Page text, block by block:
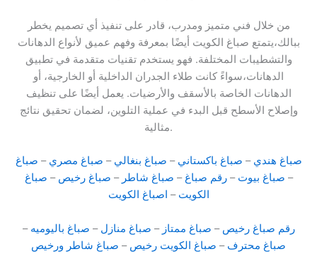
من خلال فني متميز ومدرب، قادر على تنفيذ أي تصميم يخطر
ببالك،يتمتع صباغ الكويت أيضًا بمعرفة وفهم عميق لأنواع الدهانات
والتشطيبات المختلفة. فهو يستخدم تقنيات متقدمة في تطبيق
الدهانات،سواءً كانت طلاء الجدران الداخلية أو الخارجية، أو
الدهانات الخاصة بالأسقف والأرضيات. يعمل أيضًا على تنظيف
وإصلاح الأسطح قبل البدء في عملية التلوين، لضمان تحقيق نتائج
مثالية.
صباغ هندي – صباغ باكستاني – صباغ بنغالي – صباغ مصري – صباغ
– صباغ بيوت –رقم صباغ – صباغ شاطر – صباغ رخيص – صباغ
الكويت – اصباغ الكويت
رقم صباغ رخيص – صباغ ممتاز – صباغ منازل – صباغ باليوميه –
صباغ محترف – صباغ الكويت رخيص – صباغ شاطر ورخيص